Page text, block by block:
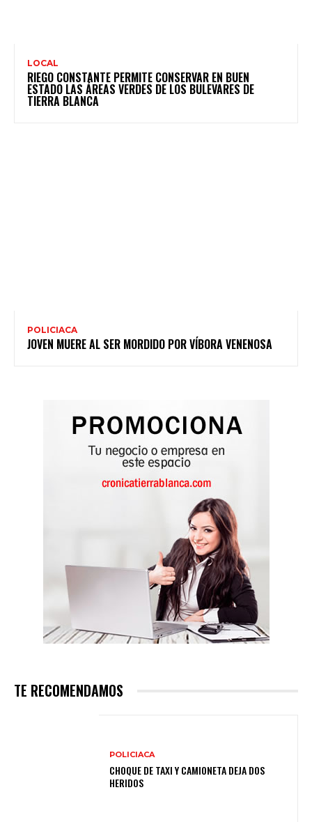
LOCAL
RIEGO CONSTANTE PERMITE CONSERVAR EN BUEN
ESTADO LAS ÁREAS VERDES DE LOS BULEVARES DE
TIERRA BLANCA
POLICIACA
JOVEN MUERE AL SER MORDIDO POR VÍBORA VENENOSA
TE RECOMENDAMOS
POLICIACA
CHOQUE DE TAXI Y CAMIONETA DEJA DOS
HERIDOS